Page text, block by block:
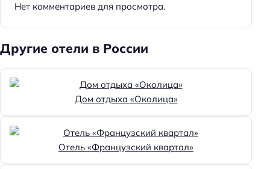
Нет комментариев для просмотра.
Другие отели в России
Дом отдыха «Околица»
Отель «Французский квартал»